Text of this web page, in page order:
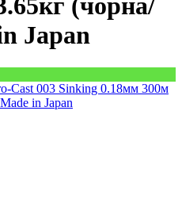
(чорна/
Japan